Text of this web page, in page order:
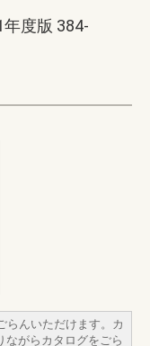
度版 384-
らんいただけます。カ
ながらカタログをごら